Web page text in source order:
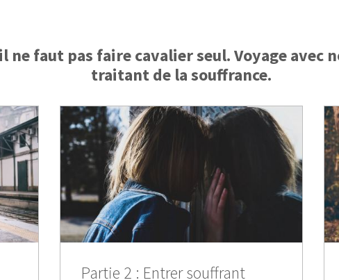
ne faut pas faire cavalier seul. Voyage avec
traitant de la souffrance.
Partie 2 : Entrer souffrant